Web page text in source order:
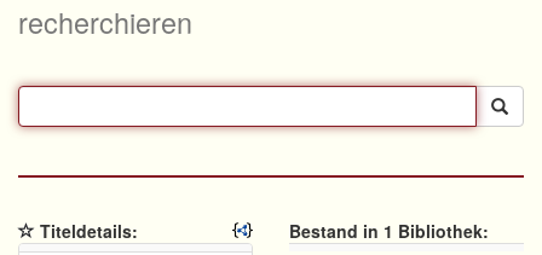
recherchieren
Titeldetails:
Bestand in 1 Bibliothek: